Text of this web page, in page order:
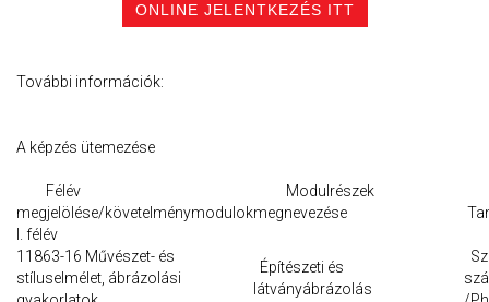
ONLINE JELENTKEZÉS ITT
További információk:
A képzés ütemezése
Félév
megjelölése/követelménymodulok
Modulrészek
megnevezése
I. félév
11863-16 Művészet- és
stíluselmélet, ábrázolási
Építészeti és
látványábrázolás